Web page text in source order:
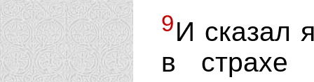
9И сказал
в страхе